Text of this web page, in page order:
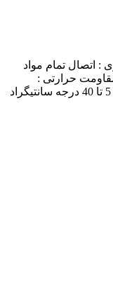
اتصال تمام مواد
حرارتی :
حداکثر 100 درجه سانتیگراد دمای نگهداری : 5 تا 40 درجه سانتیگراد